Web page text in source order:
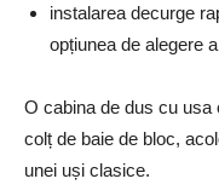
instalarea decurge
opțiunea de alegere
O cabina de dus cu
colț de baie de bloc,
unei uși clasice.